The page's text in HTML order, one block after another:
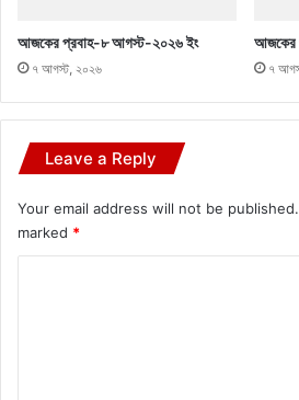
আজকের প্রবাহ-৮ আগস্ট-২০২৬ ইং
৭ আগস্ট, ২০২৬
আজকের
৭
Leave a Reply
Your email address will not be published.
marked *